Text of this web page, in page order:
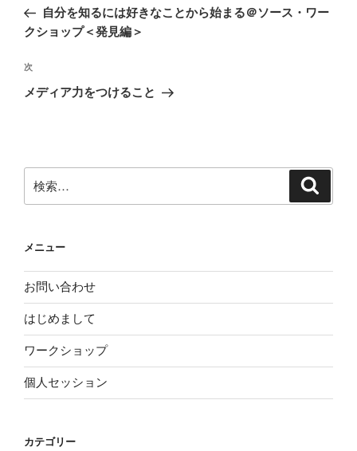
ナ
ゲ
ー
の
投
自分を知るには好きなことから始まる＠ソース・ワー
クショップ＜発見編＞
次
の
次
メディア力をつけること
索:
メニュー
お問い合わせ
はじめまして
ワークショップ
個人セッション
カテゴリー